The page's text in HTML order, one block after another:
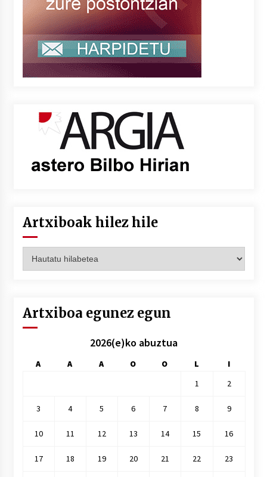
Artxiboak hilez hile
hilez
Artxiboa egunez egun
2026(e)ko abuztua
A A A O O L
I
1
2
3 4 5 6 7 8 9
10 11 12 13 14 15 16
17 18 19 20 21 22 23